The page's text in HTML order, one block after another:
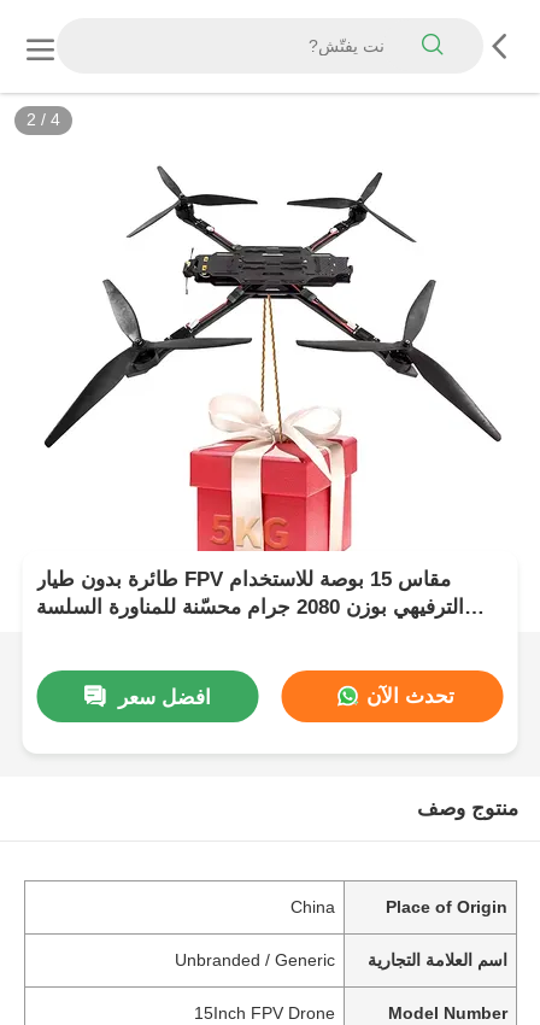
2 / 4
طائرة بدون طيار FPV مقاس 15 بوصة للاستخدام
الترفيهي بوزن 2080 جرام محسّنة للمناورة السلسة
افضل سعر تحدث الآن
منتوج وصف
Place of Origin
China
اسم العلامة التجارية Unbranded / Generic
Model Number
15Inch FPV Drone